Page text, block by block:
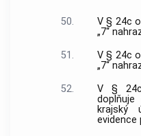
50.
V § 24c
„7“
51.
V § 24c
„7“
52.
V §
krajský
evidence